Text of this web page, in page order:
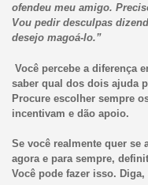
ofendeu meu amigo.
Vou pedir desculpas
desejo magoá-lo.”
Você percebe a diferença
saber qual dos dois ajuda
Procure escolher sempre
incentivam e dão apoio.
Se você realmente quer se
agora e para sempre,
Você pode fazer isso.